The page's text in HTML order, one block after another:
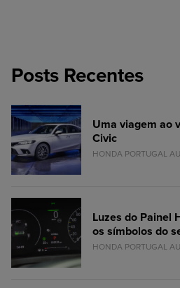
Posts Recentes
Uma viagem ao
Civic
HONDA PORTUGAL
Luzes do Painel
os símbolos do
HONDA PORTUGAL